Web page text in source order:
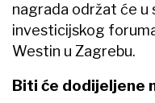
nagrada održat će u
investicijskog
Westin u Zagrebu.
Biti će dodijeljene